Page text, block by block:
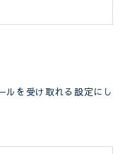
ルを受け取れる設定にし